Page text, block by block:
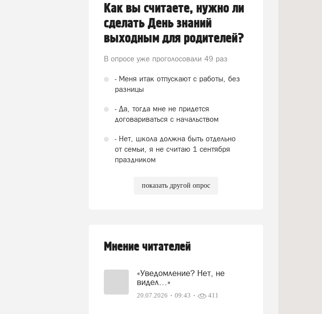
Как вы считаете, нужно ли
сделать День знаний
выходным для родителей?
В опросе уже проголосовали 49 раз
- Меня итак отпускают с работы, без
разницы
- Да, тогда мне не придется
договариваться с начальством
- Нет, школа должна быть отдельно
от семьи, я не считаю 1 сентября
праздником
показать другой опрос
Мнение читателей
«Уведомление? Нет, не
видел…»
20.07.2026 09:43 411